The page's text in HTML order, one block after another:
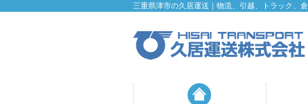
三重県津市の久居運送｜物流、引越、トラック、